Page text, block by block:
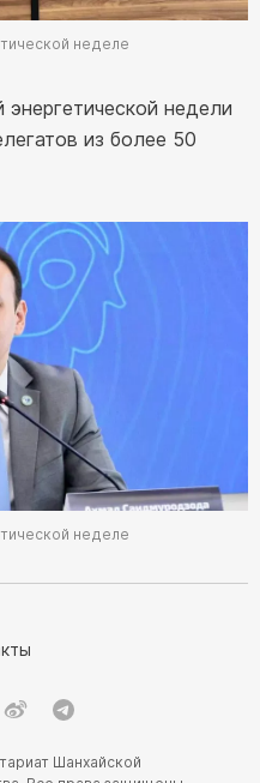
неделе
недели
из более 50
неделе
Шанхайской